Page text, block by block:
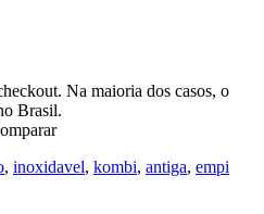
Na maioria dos casos, o
Brasil.
, inoxidavel, kombi, antiga, empi